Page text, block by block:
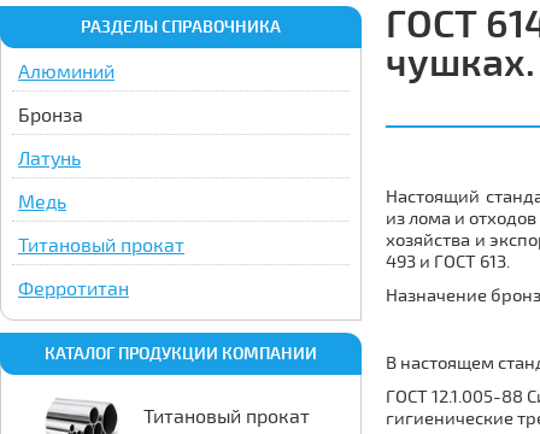
РАЗДЕЛЫ СПРАВОЧНИКА
Алюминий
Бронза
Латунь
Медь
Титановый прокат
Ферротитан
КАТАЛОГ ПРОДУКЦИИ КОМПАНИИ
Титановый прокат
ГОСТ
чушках.
Настоящий
из лома и
хозяйства и
493 и ГОСТ 613.
Назначение
В настоящем
ГОСТ 12.1.005-88
гигиенические